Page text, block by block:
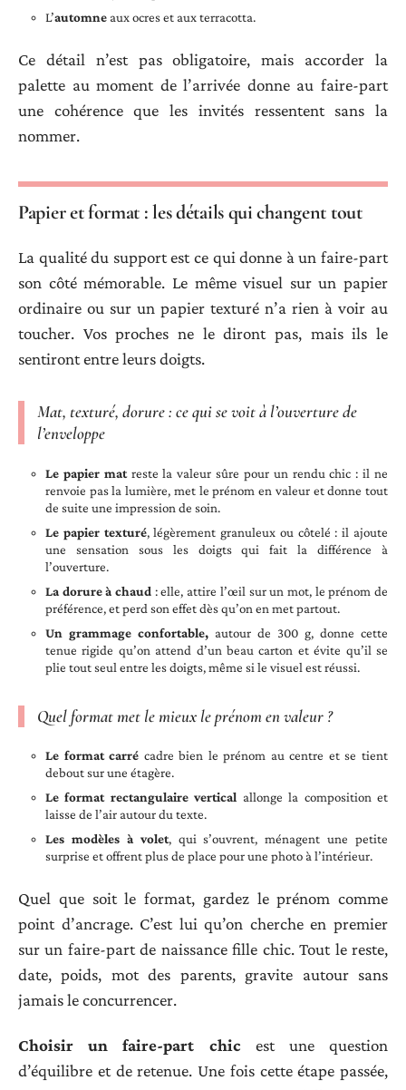
L’automne aux ocres et aux terracotta.
Ce détail n’est pas obligatoire, mais accorder la
palette au moment de l’arrivée donne au faire-part
une cohérence que les invités ressentent sans la
nommer.
Papier et format : les détails qui changent tout
La qualité du support est ce qui donne à un faire-part
son côté mémorable. Le même visuel sur un papier
ordinaire ou sur un papier texturé n’a rien à voir au
toucher. Vos proches ne le diront pas, mais ils le
sentiront entre leurs doigts.
Mat, texturé, dorure : ce qui se voit à l’ouverture de
l’enveloppe
Le papier matreste la valeur sûre pour un rendu chic : il ne
renvoie pas la lumière, met le prénom en valeur et donne tout
de suite une impression de soin.
Le papier texturé, légèrement granuleux ou côtelé : il ajoute
une sensation sous les doigts qui fait la différence à
l’ouverture.
La dorure à chaud : elle, attire l’œil sur un mot, le prénom de
préférence, et perd son effet dès qu’on en met partout.
Un grammage confortable, autour de 300 g, donne cette
tenue rigide qu’on attend d’un beau carton et évite qu’il se
plie tout seul entre les doigts, même si le visuel est réussi.
Quel format met le mieux le prénom en valeur ?
Le format carré cadre bien le prénom au centre et se tient
debout sur une étagère.
Le format rectangulaire vertical allonge la composition et
laisse de l’air autour du texte.
Les modèles à volet, qui s’ouvrent, ménagent une petite
surprise et offrent plus de place pour une photo à l’intérieur.
Quel que soit le format, gardez le prénom comme
point d’ancrage. C’est lui qu’on cherche en premier
sur un faire-part de naissance fille chic. Tout le reste,
date, poids, mot des parents, gravite autour sans
jamais le concurrencer.
Choisir un faire-part chic est une question
d’équilibre et de retenue. Une fois cette étape passée,